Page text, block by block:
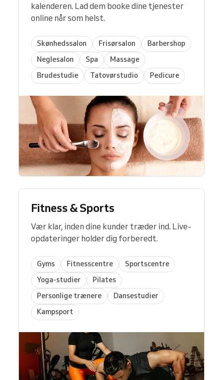
kalenderen. Lad dem booke dine tjenester
online når som helst.
Skønhedssalon Frisørsalon
Barbershop
Neglesalon
Spa
Massage
Brudestudie
Tatovørstudio Pedicure
Fitness & Sports
Vær klar, inden dine kunder træder ind. Live-
opdateringer holder dig forberedt.
Gyms Fitnesscentre
Sportscentre
Yoga-studier
Pilates
Personlige trænere
Dansestudier
Kampsport